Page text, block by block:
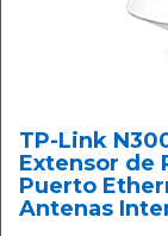
TP-Link
Extensor de
Puerto
Antenas